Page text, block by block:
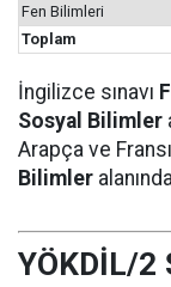
Fen Bilimleri
Toplam
İngilizce sınavı
Sosyal Bilimler
Arapça ve
Bilimler
YÖKDİL/2